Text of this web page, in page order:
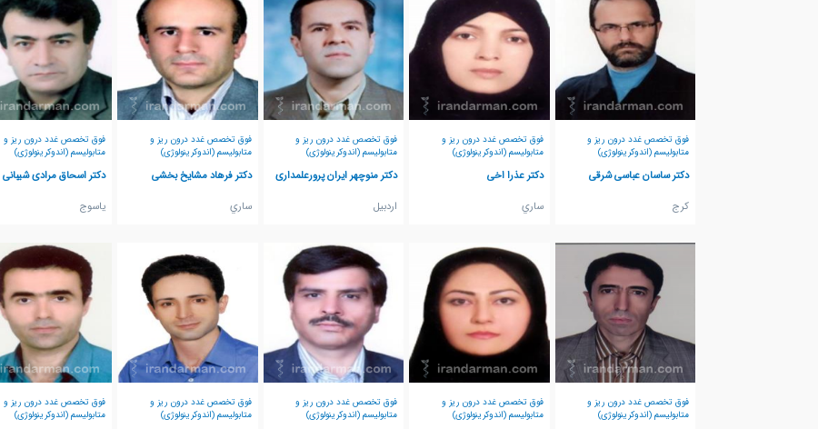
فوق تخصص غدد درون ریز و
متابولیسم (اندوکرینولوژی)
دکتر ساسان عباسی شرقی
كرج
فوق تخصص غدد درون ریز و
متابولیسم (اندوکرینولوژی)
دکتر عذرا اخی
ساري
فوق تخصص غدد درون ریز و
متابولیسم (اندوکرینولوژی)
دکتر منوچهر ایران پرورعلمداری
اردبيل
فوق تخصص غدد درون ریز و
متابولیسم (اندوکرینولوژی)
دکتر فرهاد مشایخ بخشی
ساري
فوق تخصص غدد درون ریز و
متابولیسم (اندوکرینولوژی)
دکتر اسحاق مرادی شیبانی
ياسوج
فوق تخصص غدد درون ریز و
متابولیسم (اندوکرینولوژی)
فوق تخصص غدد درون ریز و
متابولیسم (اندوکرینولوژی)
فوق تخصص غدد درون ریز و
متابولیسم (اندوکرینولوژی)
فوق تخصص غدد درون ریز و
متابولیسم (اندوکرینولوژی)
فوق تخصص غدد درون ریز و
متابولیسم (اندوکرینولوژی)